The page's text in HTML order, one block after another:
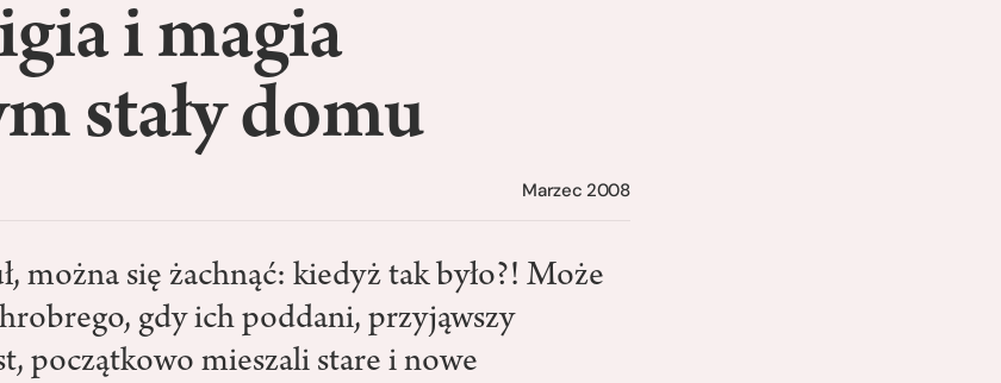
i magia
stały domu
Marzec 2008
można się żachnąć: kiedyż tak było?! Może
gdy ich poddani, przyjąwszy
początkowo mieszali stare i nowe